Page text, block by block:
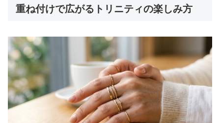
重ね付けで広がるトリニティの楽しみ方